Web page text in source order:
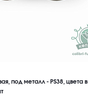
под металл - PS38, цвета в